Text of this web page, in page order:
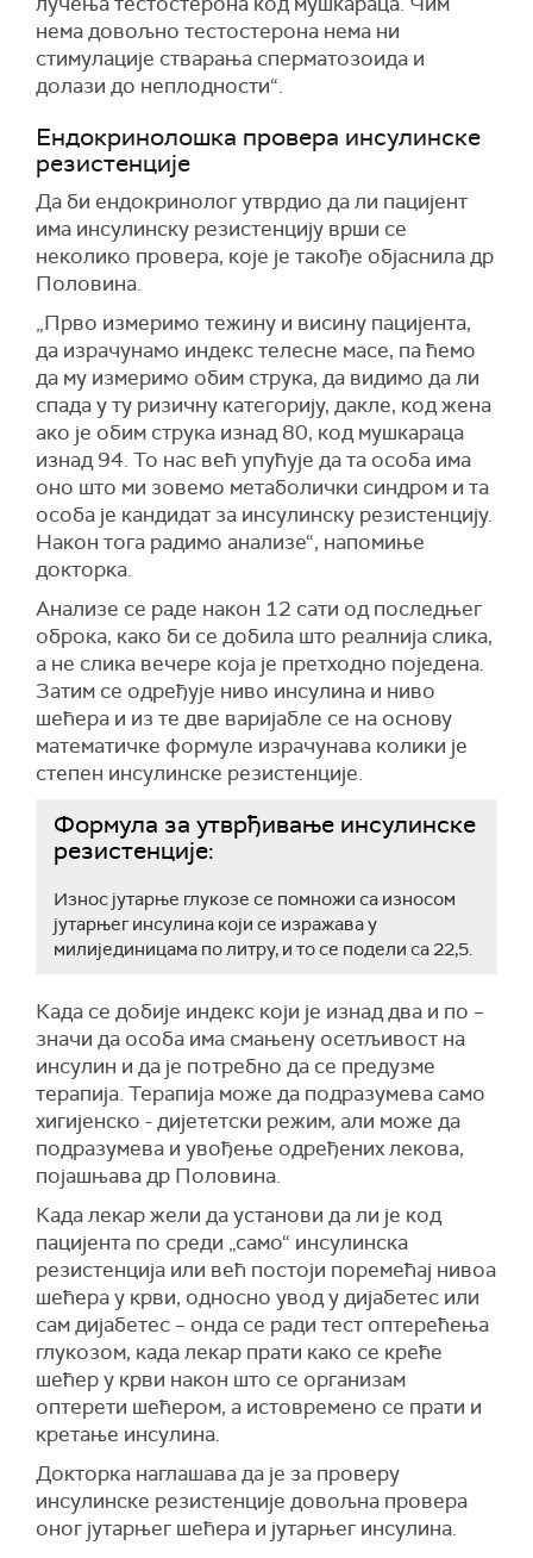
нема довољно тестостерона нема ни
стимулације стварања сперматозоида и
долази до неплодности“.
Ендокринолошка провера инсулинске
резистенције
Да би ендокринолог утврдио да ли пацијент
има инсулинску резистенцију врши се
неколико провера, које је такође објаснила др
Половина.
„Прво измеримо тежину и висину пацијента,
да израчунамо индекс телесне масе, па ћемо
да му измеримо обим струка, да видимо да ли
спада у ту ризичну категорију, дакле, код жена
ако је обим струка изнад 80, код мушкараца
изнад 94. То нас већ упућује да та особа има
оно што ми зовемо метаболички синдром и та
особа је кандидат за инсулинску резистенцију.
Након тога радимо анализе“, напомиње
докторка.
Анализе се раде након 12 сати од последњег
оброка, како би се добила што реалнија слика,
а не слика вечере која је претходно поједена.
Затим се одређује ниво инсулина и ниво
шећера и из те две варијабле се на основу
математичке формуле израчунава колики је
степен инсулинске резистенције.
Формула за утврђивање инсулинске
резистенције:
Износ јутарње глукозе се помножи са износом
јутарњег инсулина који се изражава у
милијединицама по литру, и то се подели са 22,5.
Када се добије индекс који је изнад два и по –
значи да особа има смањену осетљивост на
инсулин и да је потребно да се предузме
терапија. Терапија може да подразумева само
хигијенско - дијететски режим, али може да
подразумева и увођење одређених лекова,
појашњава др Половина.
Када лекар жели да установи да ли је код
пацијента по среди „само“ инсулинска
резистенција или већ постоји поремећај нивоа
шећера у крви, односно увод у дијабетес или
сам дијабетес – онда се ради тест оптерећења
глукозом, када лекар прати како се креће
шећер у крви након што се организам
оптерети шећером, а истовремено се прати и
кретање инсулина.
Докторка наглашава да је за проверу
инсулинске резистенције довољна провера
оног јутарњег шећера и јутарњег инсулина.